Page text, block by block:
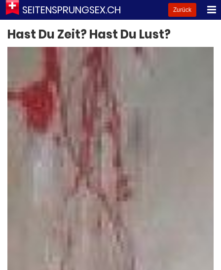
SEITENSPRUNGSEX.CH Zurück
Hast Du Zeit? Hast Du Lust?